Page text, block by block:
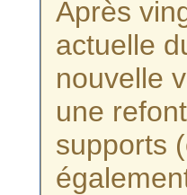
Après
actuelle
nouvelle
une
supports